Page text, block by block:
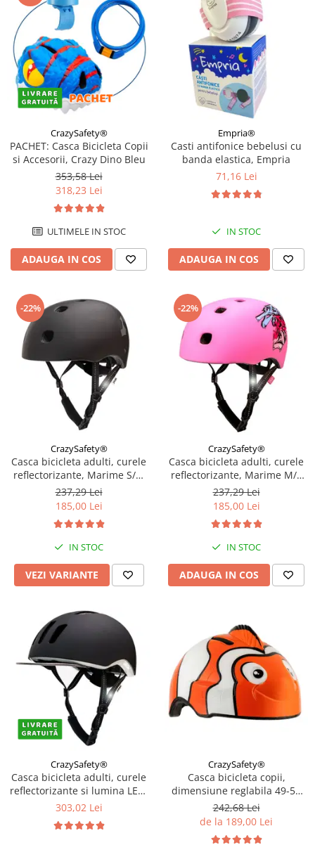
CrazySafety®
PACHET: Casca Bicicleta Copii
si Accesorii, Crazy Dino Bleu
353,58 Lei
318,23 Lei
ULTIMELE IN STOC
ADAUGA IN COS
Empria®
Casti antifonice bebelusi cu
banda elastica, Empria
71,16 Lei
IN STOC
ADAUGA IN COS
-22%
CrazySafety®
Casca bicicleta adulti, curele
reflectorizante, Marime S/M
(52-56cm), model Ramp,
Diverse culori
237,29 Lei
185,00 Lei
IN STOC
VEZI VARIANTE
-22%
CrazySafety®
Casca bicicleta adulti, curele
reflectorizante, Marime M/L
(54-60cm), model Ramp,
Grafitti Roz
237,29 Lei
185,00 Lei
IN STOC
ADAUGA IN COS
CrazySafety®
Casca bicicleta adulti, curele
reflectorizante si lumina LED,
dimensiune reglabila 53-59
303,02 Lei
CrazySafety®
Casca bicicleta copii,
dimensiune reglabila 49-55
cm, 2-7 ani, Diverse modele
242,68 Lei
de la 189,00 Lei